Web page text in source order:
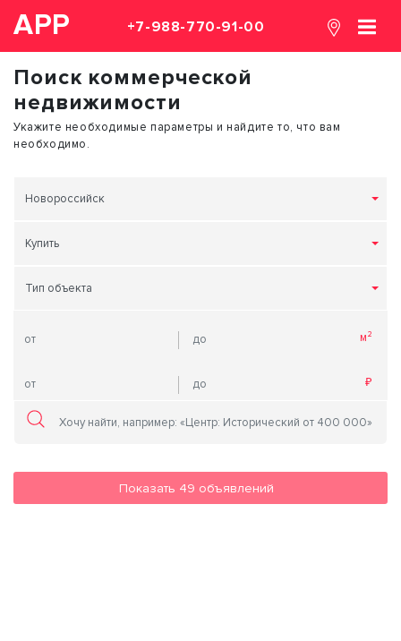
АРР +7-988-770-91-00
Поиск коммерческой
недвижимости
Укажите необходимые параметры и найдите то, что вам
необходимо.
Новороссийск
Купить
Тип объекта
Показать 49 объявлений